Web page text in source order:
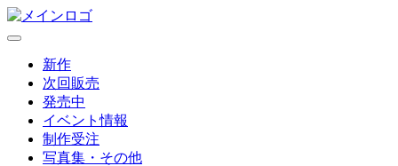
新作
次回販売
発売中
イベント情報
制作受注
写真集・その他